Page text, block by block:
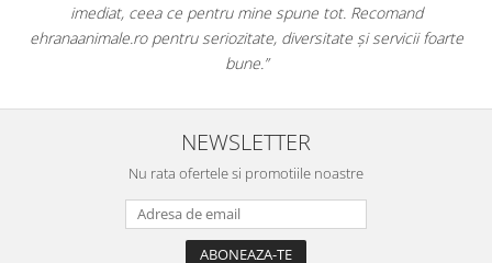
dintr-un singur loc. Livrarea a fost rapidă, iar produsele au fost
originale și în termen. Magazin serios, bine organizat și foarte util
pentru orice stăpân de animale.
NEWSLETTER
Nu rata ofertele si promotiile noastre